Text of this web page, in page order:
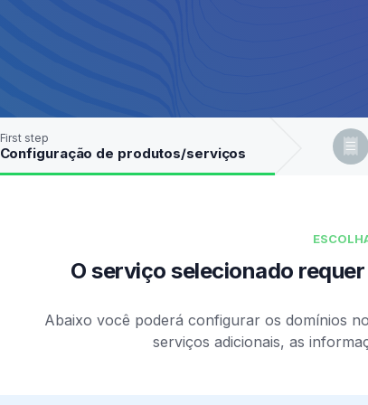
First step
Configuração de produtos/serviços
O serviço selecionado
Abaixo você poderá configurar os domínios
serviços adicionais, as